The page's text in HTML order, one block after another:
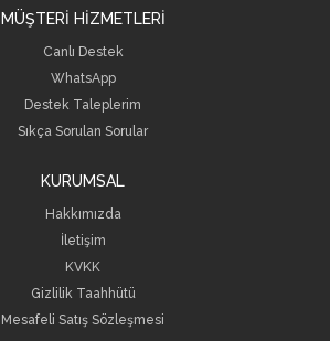
MÜŞTERİ HİZMETLERİ
Canlı Destek
WhatsApp
Destek Taleplerim
Sıkça Sorulan Sorular
KURUMSAL
Hakkımızda
İletişim
KVKK
Gizlilik Taahhütü
Mesafeli Satış Sözleşmesi